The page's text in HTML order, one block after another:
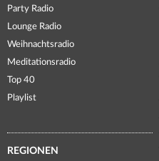
Party Radio
Lounge Radio
Weihnachtsradio
Meditationsradio
Top 40
Playlist
REGIONEN